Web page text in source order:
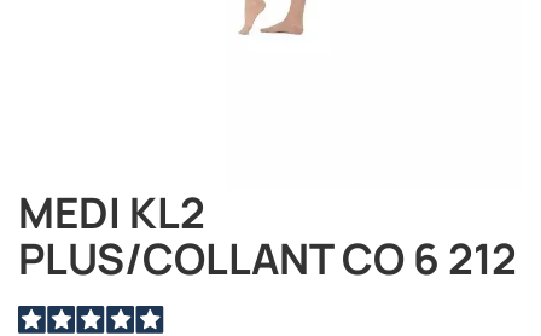
MEDI KL2
PLUS/COLLANT CO 6 212
Vai
all'inizio
della
galleria
immagini